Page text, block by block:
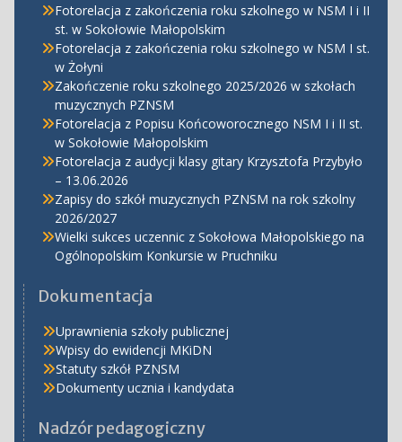
Fotorelacja z zakończenia roku szkolnego w NSM I i II
st. w Sokołowie Małopolskim
Fotorelacja z zakończenia roku szkolnego w NSM I st.
w Żołyni
Zakończenie roku szkolnego 2025/2026 w szkołach
muzycznych PZNSM
Fotorelacja z Popisu Końcoworocznego NSM I i II st.
w Sokołowie Małopolskim
Fotorelacja z audycji klasy gitary Krzysztofa Przybyło
– 13.06.2026
Zapisy do szkół muzycznych PZNSM na rok szkolny
2026/2027
Wielki sukces uczennic z Sokołowa Małopolskiego na
Ogólnopolskim Konkursie w Pruchniku
Dokumentacja
Uprawnienia szkoły publicznej
Wpisy do ewidencji MKiDN
Statuty szkół PZNSM
Dokumenty ucznia i kandydata
Nadzór pedagogiczny